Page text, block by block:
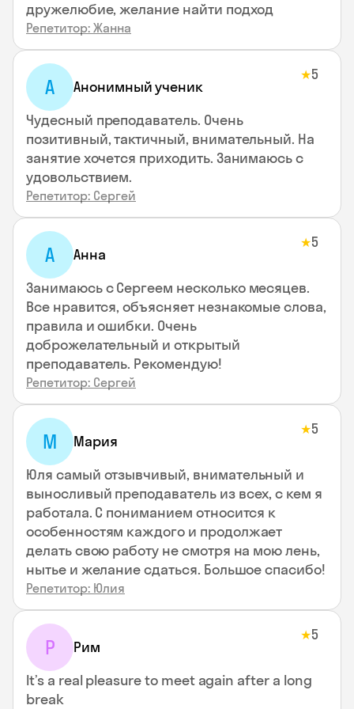
дружелюбие, желание найти подход
Репетитор: Жанна
А Анонимный ученик
★5
Чудесный преподаватель. Очень
позитивный, тактичный, внимательный. На
занятие хочется приходить. Занимаюсь с
удовольствием.
Репетитор: Сергей
А Анна
★5
Занимаюсь с Сергеем несколько месяцев.
Все нравится, объясняет незнакомые слова,
правила и ошибки. Очень
доброжелательный и открытый
преподаватель. Рекомендую!
Репетитор: Сергей
М Мария
★5
Юля самый отзывчивый, внимательный и
выносливый преподаватель из всех, с кем я
работала. С пониманием относится к
особенностям каждого и продолжает
делать свою работу не смотря на мою лень,
нытье и желание сдаться. Большое спасибо!
Репетитор: Юлия
Р Рим
★5
It’s a real pleasure to meet again after a long
break